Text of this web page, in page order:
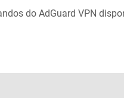
do AdGuard VPN